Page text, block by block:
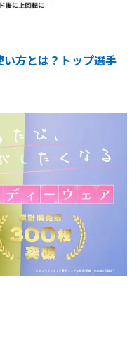
い方とは？トップ選手